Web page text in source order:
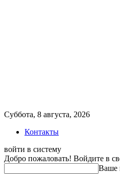
Суббота, 8 августа, 2026
Контакты
войти в систему
Добро пожаловать! Войдите в
Ваше